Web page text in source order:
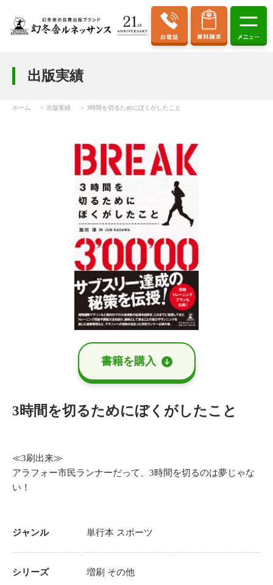
出版実績
ホーム 出版実績 3時間を切るためにぼくがしたこと
書籍を購⼊
3時間を切るためにぼくがしたこと
≪3刷出来≫
アラフォー市民ランナーだって、3時間を切るのは夢じゃな
い！
ジャンル 単行本 スポーツ
シリーズ 増刷 その他